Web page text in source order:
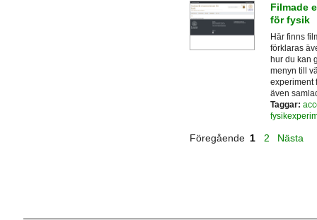
Filmade
för fysik
Här finns
förklaras
hur du kan
menyn till
experiment
även
Taggar:
Föregående 1 2 Nästa